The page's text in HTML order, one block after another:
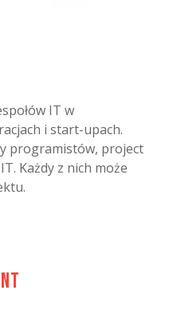
IT w
i start-upach.
programistów, project
Każdy z nich może